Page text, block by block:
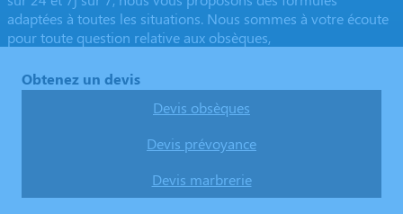
adaptées à toutes les situations. Nous sommes à votre écoute
pour toute question relative aux obsèques,
Obtenez un devis
Devis obsèques
Devis prévoyance
Devis marbrerie